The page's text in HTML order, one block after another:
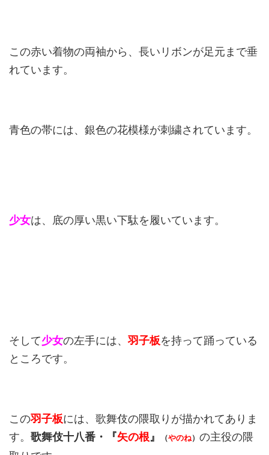
この赤い着物の両袖から、長いリボンが足元まで垂
れています。
青色の帯には、銀色の花模様が刺繍されています。
少女は、底の厚い黒い下駄を履いています。
そして少女の左手には、 羽子板を持って踊っている
ところです。
この羽子板には、歌舞伎の隈取りが描かれてありま
す。 歌舞伎十八番・『矢の根』 （やのね） の主役の隈